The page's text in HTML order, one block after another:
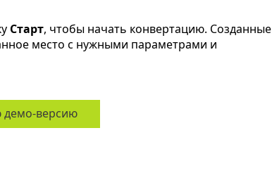
Старт, чтобы начать конвертацию. Созданные
место с нужными параметрами и
демо-версию